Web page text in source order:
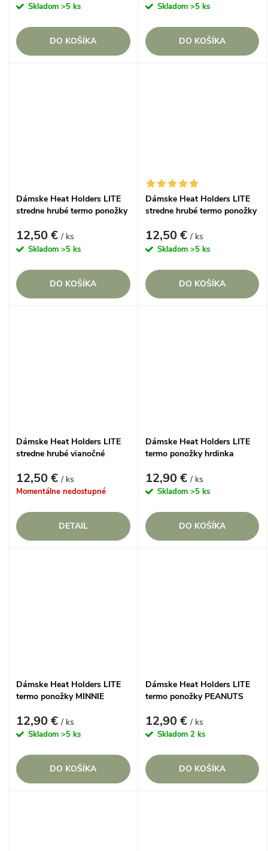
Skladom >5 ks
DO KOŠÍKA
Skladom >5 ks
DO KOŠÍKA
Dámske Heat Holders LITE
stredne hrubé termo ponožky
12,50 €/ ks
Skladom >5 ks
DO KOŠÍKA
Dámske Heat Holders LITE
stredne hrubé termo ponožky
12,50 €/ ks
Skladom >5 ks
DO KOŠÍKA
Dámske Heat Holders LITE
stredne hrubé vianočné
12,50 €/ ks
Momentálne nedostupné
DETAIL
Dámske Heat Holders LITE
termo ponožky hrdinka
12,90 €/ ks
Skladom >5 ks
DO KOŠÍKA
Dámske Heat Holders LITE
termo ponožky MINNIE
12,90 €/ ks
Skladom >5 ks
DO KOŠÍKA
Dámske Heat Holders LITE
termo ponožky PEANUTS
12,90 €/ ks
Skladom 2 ks
DO KOŠÍKA